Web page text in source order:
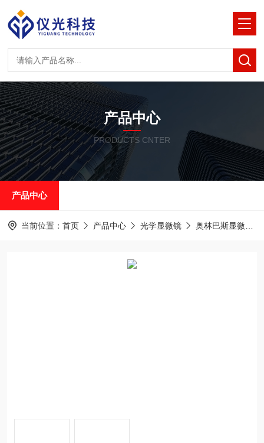
产品中心
PRODUCTS CNTER
产品中心
当前位置： 首页 产品中心 光学显微镜 奥林巴斯显微镜